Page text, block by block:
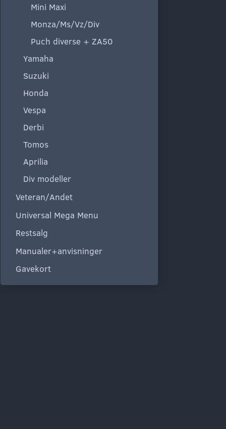
Mini Maxi
Monza/Ms/Vz/Div
Puch diverse + ZA50
Yamaha
Suzuki
Honda
Vespa
Derbi
Tomos
Aprilia
Div modeller
Veteran/Andet
Universal Mega Menu
Restsalg
Manualer+anvisninger
Gavekort